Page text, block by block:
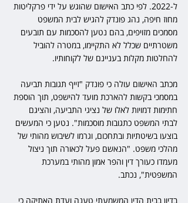
ל-2022. לפי כתב האישום שהוגש על ידי פרקליטות
מחוז חיפה, נהג פונדק להגיש לבית המשפט
מסמכים מזויפים, בהם נטען להסכמות עם תובעים
משטרתיים שכלל לא התקיימו, במטרה להוביל
להחלטות מקלות בעניינם של לקוחותיו.
מכתב האישום עולה כי פונדק "זייף תגובות תביעה
במסמכי בקשות להארכת מועד להישפט, תוך הוספת
חתימות דמויות לאלו של נציגי התביעה, והציגם
לבתי המשפט כתגובות מוסכמות". נטען כי המעשים
בוצעו בשיטתיות ובתחכום, וגרמו לשיבוש מהותי של
מהלכי משפט. "הנאשם פעל לכאורה תוך ניצול
מעמדו כעורך דין והפר אמון מהותי במערכת
המשפטית", נכתב.
בדיון בבית הדין המשמעתי טענה ועדת האתיקה כי